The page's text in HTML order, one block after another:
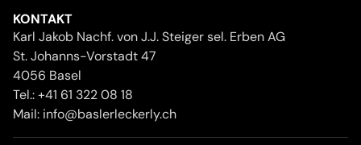
KONTAKT
Karl Jakob Nachf. von J.J. Steiger sel. Erben AG
St. Johanns-Vorstadt 47
4056 Basel
Tel.:+41 61 322 08 18
Mail: info@baslerleckerly.ch